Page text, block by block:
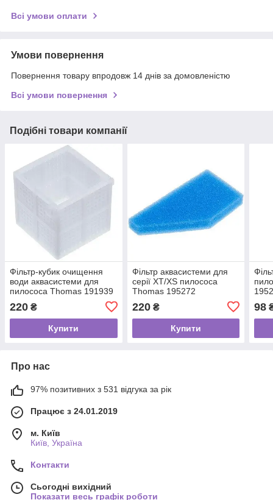
Всі умови оплати
Умови повернення
Повернення товару впродовж 14 днів за домовленістю
Всі умови повернення
Подібні товари компанії
Фільтр-кубик очищення
води аквасистеми для
пилососа Thomas 191939
220 ₴
Купити
Фільтр аквасистеми для
серії XT/XS пилососа
Thomas 195272
220₴
Купити
98
Про нас
97% позитивних з 531 відгука за рік
Працює з 24.01.2019
м. Київ
Київ, Україна
Контакти
Сьогодні вихідний
Показати весь графік роботи